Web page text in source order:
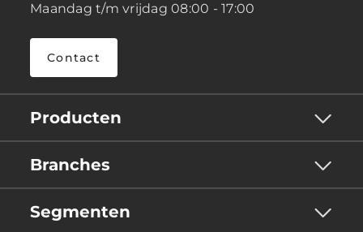
Maandag t/m vrijdag 08:00 - 17:00
Contact
Producten
Branches
Segmenten